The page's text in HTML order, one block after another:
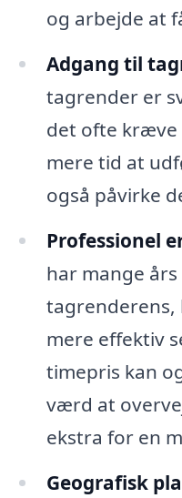
og arbejde at
Adgang til
tagrender er
det ofte kræve
mere tid at
også påvirke
Professionel
har mange
tagrenderens,
mere effektiv
timepris kan
værd at
ekstra for en
Geografisk